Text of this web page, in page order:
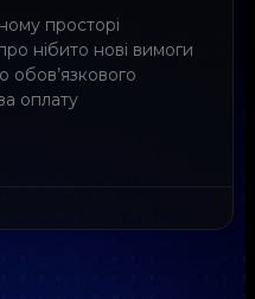
просторі
нібито нові вимоги
обов’язкового
оплату